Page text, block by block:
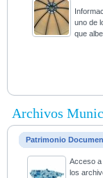
uno de
que
Archivos
Patrimonio
Acceso
los